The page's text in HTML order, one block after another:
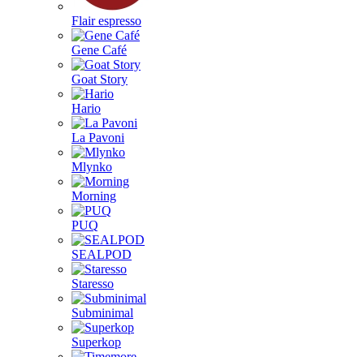
Flair espresso
Gene Café
Goat Story
Hario
La Pavoni
Mlynko
Morning
PUQ
SEALPOD
Staresso
Subminimal
Superkop